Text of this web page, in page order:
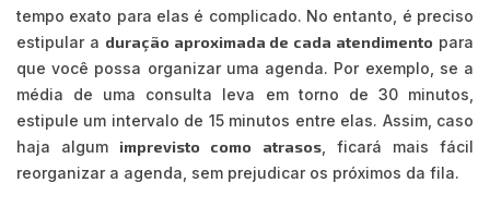
tempo exato para elas é complicado. No entanto, é preciso
estipular a duração aproximada de cada atendimento para
que você possa organizar uma agenda. Por exemplo, se a
média de uma consulta leva em torno de 30 minutos,
estipule um intervalo de 15 minutos entre elas. Assim, caso
haja algum imprevisto como atrasos, ficará mais fácil
reorganizar a agenda, sem prejudicar os próximos da fila.